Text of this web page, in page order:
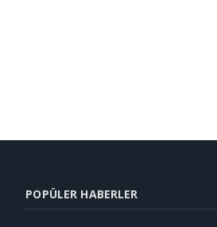
POPÜLER HABERLER